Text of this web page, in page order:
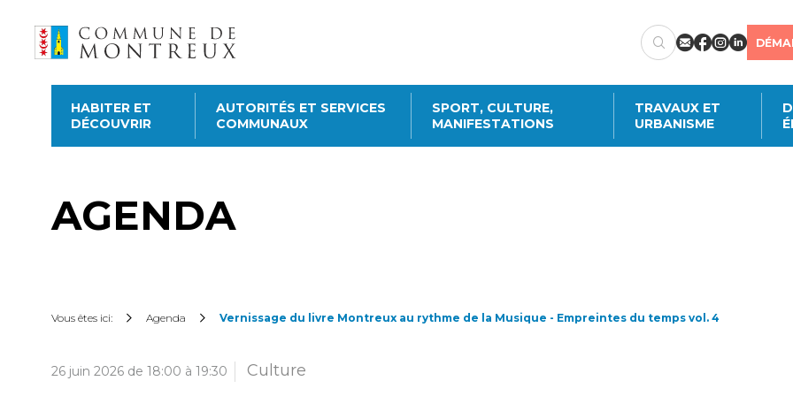
HABITER ET
DÉCOUVRIR
AUTORITÉS ET SERVICES
COMMUNAUX
SPORT, CULTURE,
MANIFESTATIONS
TRAVAUX ET
URBANISME
Découvrir le nouveau
guichet virtuel
Créer un compte
citoyen
Pour commander une attestation en ligne, annoncer un
AGENDA
Vous êtes ici: Agenda Vernissage du livre Montreux au rythme de la Musique - Empreintes du temps vol. 4
26 juin 2026 de 18:00 à 19:30 Culture